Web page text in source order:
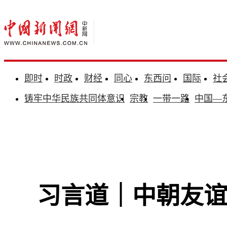
即时 时政 财经 同心 东西问 国际
社
铸牢中华民族共同体意识 宗教 一带一路 中国—
习言道｜中朝友